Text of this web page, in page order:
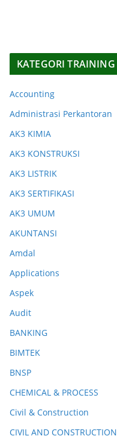
KATEGORI TRAINING
Accounting
Administrasi Perkantoran
AK3 KIMIA
AK3 KONSTRUKSI
AK3 LISTRIK
AK3 SERTIFIKASI
AK3 UMUM
AKUNTANSI
Amdal
Applications
Aspek
Audit
BANKING
BIMTEK
BNSP
CHEMICAL & PROCESS
Civil & Construction
CIVIL AND CONSTRUCTION